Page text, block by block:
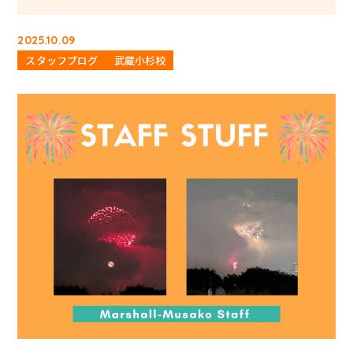
2025.10.09
スタッフブログ 武蔵小杉校